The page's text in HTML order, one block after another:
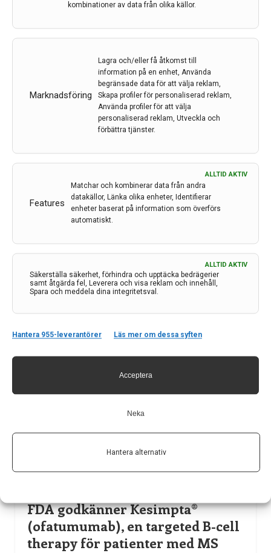
kombinationer av data från olika källor.
Marknadsföring
Lagra och/eller få åtkomst till
information på en enhet, Använda
begränsade data för att välja reklam,
Skapa profiler för personaliserad reklam,
Använda profiler för att välja
personaliserad reklam, Utveckla och
förbättra tjänster.
Features
ALLTID AKTIV
Matchar och kombinerar data från andra
datakällor, Länka olika enheter, Identifierar
enheter baserat på information som överförs
automatiskt.
Säkerställa säkerhet, förhindra och upptäcka bedrägerier
samt åtgärda fel, Leverera och visa reklam och innehåll,
Spara och meddela dina integritetsval.
ALLTID AKTIV
Hantera 955-leverantörer Läs mer om dessa syften
Acceptera
Neka
Hantera alternativ
Ofatumumab är en B-cells terapi med bättre
effektivitet och liknande säkerhet och tolerabilitet som
teriflunomid, en first-line behandling vid MS. Det
positiva utlåtandet baseeras på fas-III studien
ASCLEPIOS som visade en minskning av antalet årliga
försenar funktionsnedsättning
och har positiva effekter på
kognition
22 sep 2020
Siponimod,SPMS
Förbättringar i kognitiv bearbetningshastighet hos
patienter med aktiv SPMS som behandlades med
FDA godkänner Kesimpta®
(ofatumumab), en targeted B-cell
therapy för patienter med MS